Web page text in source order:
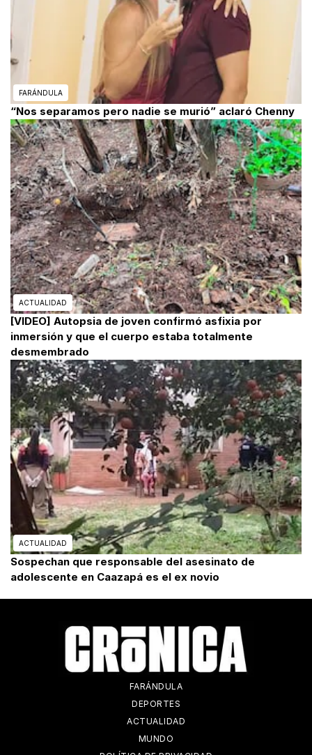
FARÁNDULA
“Nos separamos pero nadie se murió” aclaró Chenny
ACTUALIDAD
[VIDEO] Autopsia de joven confirmó asfixia por
inmersión y que el cuerpo estaba totalmente
desmembrado
ACTUALIDAD
Sospechan que responsable del asesinato de
adolescente en Caazapá es el ex novio
FARÁNDULA
DEPORTES
ACTUALIDAD
MUNDO